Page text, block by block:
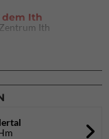
dem Ith
Ith
Süd (Thalkirchen)